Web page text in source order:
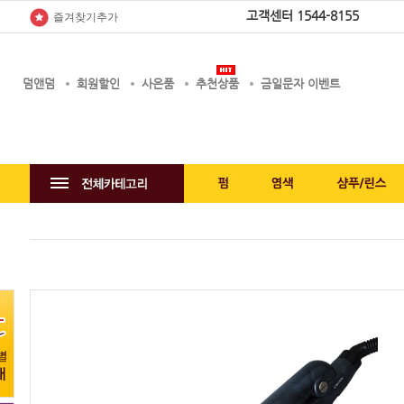
즐겨찾기추가 고객센터 1544-8155
덤앤덤 회원할인 사은품 추천상품 금일문자 이벤트